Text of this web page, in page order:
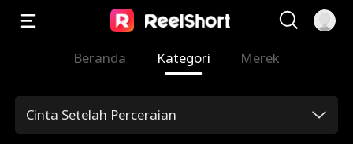
Beranda Kategori Merek
Cinta Setelah Perceraian